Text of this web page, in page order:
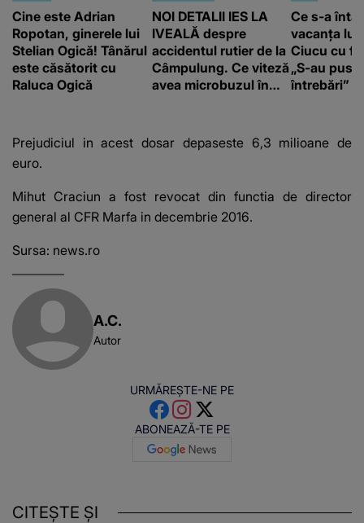
Cine este Adrian
Ropotan, ginerele lui
Stelian Ogică! Tânărul
este căsătorit cu
Raluca Ogică
NOI DETALII IES LA
IVEALĂ despre
accidentul rutier de la
Câmpulung. Ce viteză
avea microbuzul în
intrarea în curbă: "A
venit în..."
Ce s-a
vacanța lui
Ciucu cu
„S-au pus
întrebări”
Prejudiciul in acest dosar depaseste 6,3 milioane de
euro.
Mihut Craciun a fost revocat din functia de director
general al CFR Marfa in decembrie 2016.
Sursa: news.ro
A.C.
Autor
URMĂREȘTE-NE PE
ABONEAZĂ-TE PE
CITEȘTE ȘI